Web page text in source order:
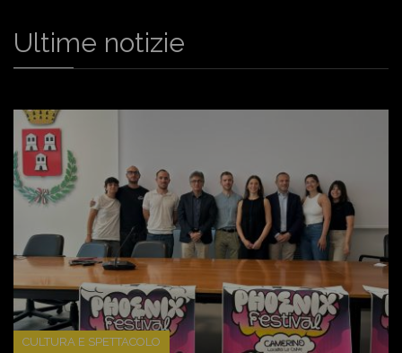
Ultime notizie
CULTURA E SPETTACOLO